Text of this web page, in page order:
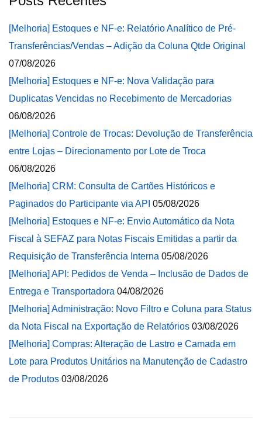
[Melhoria] Estoques e NF-e: Relatório Analítico de Pré-
Transferências/Vendas – Adição da Coluna Qtde Original
07/08/2026
[Melhoria] Estoques e NF-e: Nova Validação para
Duplicatas Vencidas no Recebimento de Mercadorias
06/08/2026
[Melhoria] Controle de Trocas: Devolução de Transferência
entre Lojas – Direcionamento por Lote de Troca
06/08/2026
[Melhoria] CRM: Consulta de Cartões Históricos e
Paginados do Participante via API 05/08/2026
[Melhoria] Estoques e NF-e: Envio Automático da Nota
Fiscal à SEFAZ para Notas Fiscais Emitidas a partir da
Requisição de Transferência Interna 05/08/2026
[Melhoria] API: Pedidos de Venda – Inclusão de Dados de
Entrega e Transportadora 04/08/2026
[Melhoria] Administração: Novo Filtro e Coluna para Status
da Nota Fiscal na Exportação de Relatórios 03/08/2026
[Melhoria] Compras: Alteração de Lastro e Camada em
Lote para Produtos Unitários na Manutenção de Cadastro
de Produtos 03/08/2026